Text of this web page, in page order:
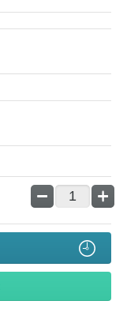
− +